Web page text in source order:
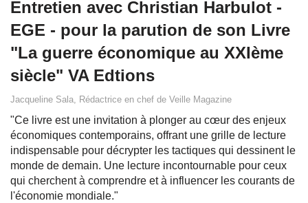
Entretien avec Christian Harbulot -
EGE - pour la parution de son Livre
"La guerre économique au XXIème
siècle" VA Edtions
Jacqueline Sala, Rédactrice en chef de Veille Magazine
"Ce livre est une invitation à plonger au cœur des enjeux
économiques contemporains, offrant une grille de lecture
indispensable pour décrypter les tactiques qui dessinent le
monde de demain. Une lecture incontournable pour ceux
qui cherchent à comprendre et à influencer les courants de
l'économie mondiale."